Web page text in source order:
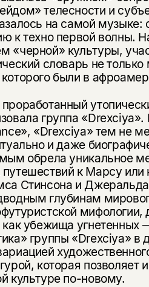
телесности и
на самой
к техно первой волны.
«черной» культуры,
словарь не
были в
группа
«Drexciya» тем не
и даже
обрела уникальное
к Марсу
Стинсона и
глубинам
убежища угнетенных
группы «Drexciya» в
которая позволяет
культуре по-новому.